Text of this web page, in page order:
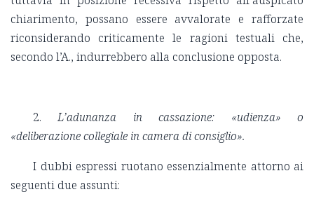
chiarimento, possano essere avvalorate e rafforzate
riconsiderando criticamente le ragioni testuali che,
secondo l’A., indurrebbero alla conclusione opposta.
2.L’adunanza in cassazione: «udienza» o
«deliberazione collegiale in camera di consiglio».
I dubbi espressi ruotano essenzialmente attorno ai
seguenti due assunti: